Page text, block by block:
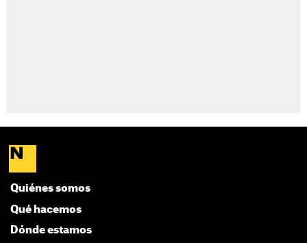
Quiénes somos
Qué hacemos
Dónde estamos